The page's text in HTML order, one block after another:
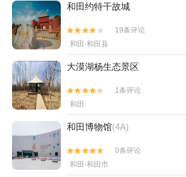
和田约特干故城


19条评论
和田·和田县
大漠湖杨生态景区


1条评论
和田
和田博物馆(4A)


0条评论
和田·和田市